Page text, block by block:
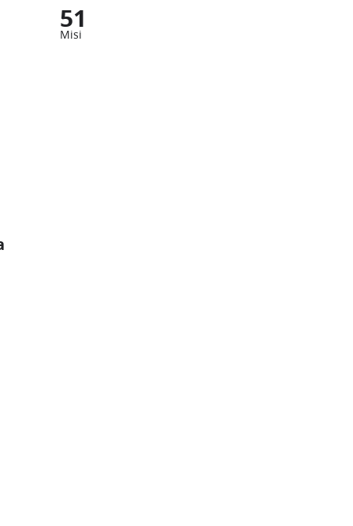
51
Misi